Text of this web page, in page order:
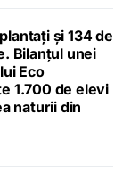
și 134 de
Bilanțul unei
Eco
1.700 de elevi
naturii din